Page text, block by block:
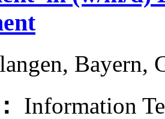
, Bayern,
Information